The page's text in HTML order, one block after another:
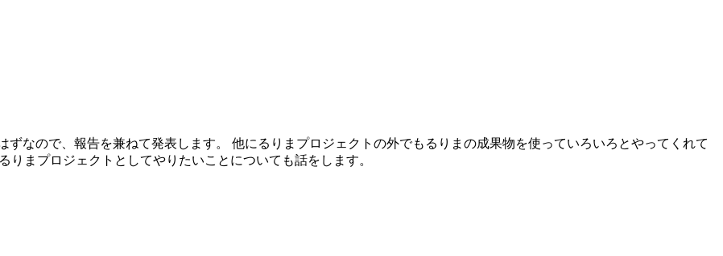
ずなので、報告を兼ねて発表します。 他にるりまプロジェクトの外でもるりまの成果物を使っていろいろとやってくれて
まプロジェクトとしてやりたいことについても話をします。